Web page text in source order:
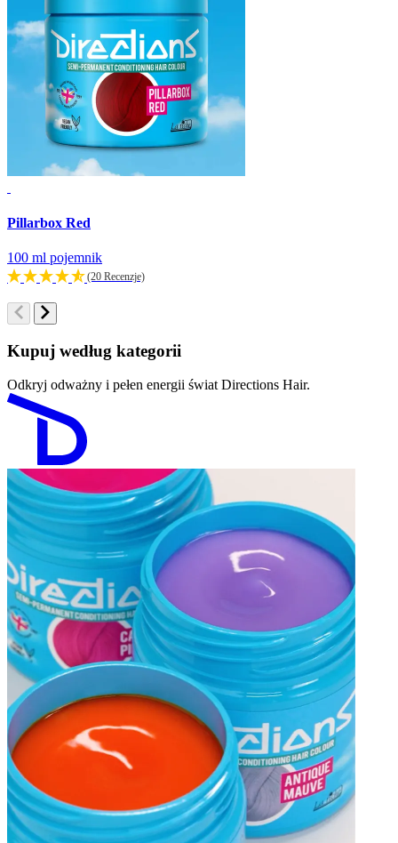
Pillarbox Red
100 ml pojemnik
(20 Recenzje)
Kupuj według kategorii
Odkryj odważny i pełen energii świat Directions Hair.